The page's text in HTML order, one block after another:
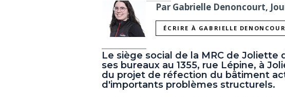
Par Gabrielle Denoncourt,
ÉCRIRE À GABRIELLE
Le siège social de la MRC de
ses bureaux au 1355, rue Lépine, à
du projet de réfection du bâtiment
d'importants problèmes structurels.